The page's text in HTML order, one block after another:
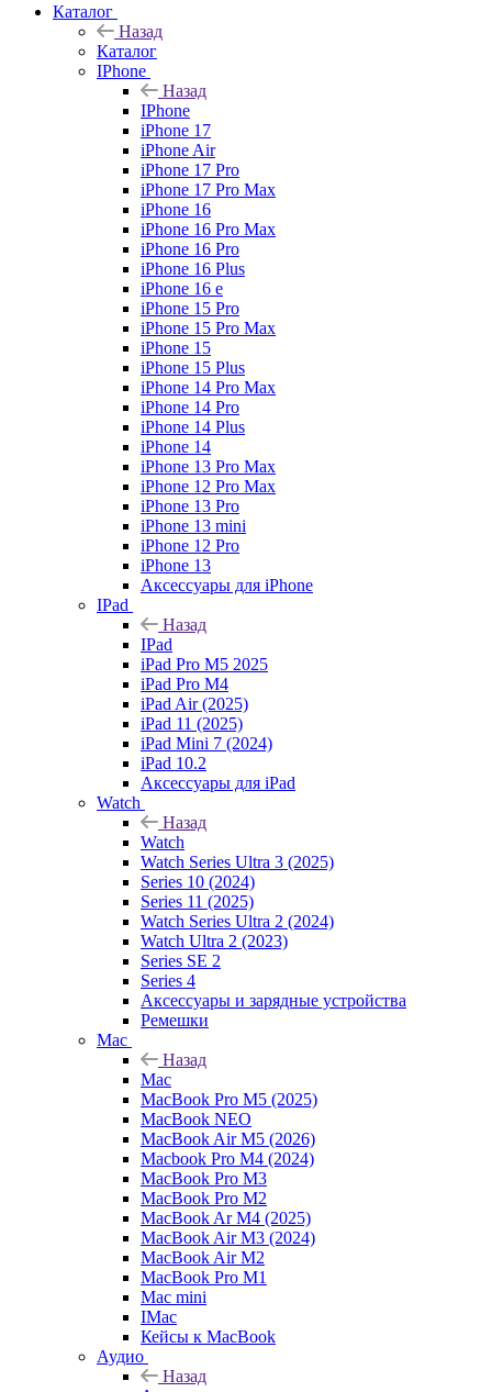
Каталог
Назад
Каталог
IPhone
Назад
IPhone
iPhone 17
iPhone Air
iPhone 17 Pro
iPhone 17 Pro Max
iPhone 16
iPhone 16 Pro Max
iPhone 16 Pro
iPhone 16 Plus
iPhone 16 e
iPhone 15 Pro
iPhone 15 Pro Max
iPhone 15
iPhone 15 Plus
iPhone 14 Pro Max
iPhone 14 Pro
iPhone 14 Plus
iPhone 14
iPhone 13 Pro Max
iPhone 12 Pro Max
iPhone 13 Pro
iPhone 13 mini
iPhone 12 Pro
iPhone 13
Аксессуары для iPhone
IPad
Назад
IPad
iPad Pro M5 2025
iPad Pro M4
iPad Air (2025)
iPad 11 (2025)
iPad Mini 7 (2024)
iPad 10.2
Аксессуары для iPad
Watch
Назад
Watch
Watch Series Ultra 3 (2025)
Series 10 (2024)
Series 11 (2025)
Watch Series Ultra 2 (2024)
Watch Ultra 2 (2023)
Series SE 2
Series 4
Аксессуары и зарядные устройства
Ремешки
Mac
Назад
Mac
MacBook Pro M5 (2025)
MacBook NEO
MacBook Air M5 (2026)
Macbook Pro M4 (2024)
MacBook Pro M3
MacBook Pro M2
MacBook Ar M4 (2025)
MacBook Air M3 (2024)
MacBook Air M2
MacBook Pro M1
Mac mini
IMac
Кейсы к MacBook
Аудио
Назад